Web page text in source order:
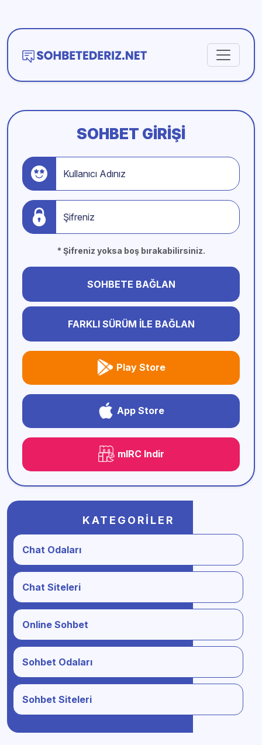
SOHBET GIRIŞI
Kullanıcı Adınız
Şifreniz
* Şifreniz yoksa boş bırakabilirsiniz.
SOHBETE BAĞLAN
FARKLI SÜRÜM İLE BAĞLAN
Play Store
App Store
mIRC Indir
KATEGORILER
Chat Odaları
Chat Siteleri
Online Sohbet
Sohbet Odaları
Sohbet Siteleri